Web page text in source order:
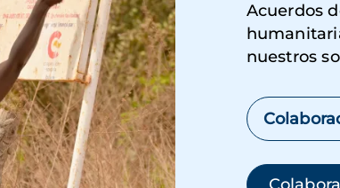
Acuerdos
nuestros